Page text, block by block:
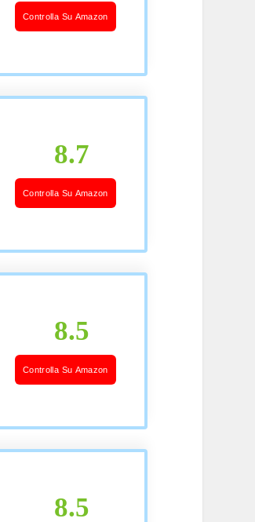
Controlla Su Amazon
8.7
Controlla Su Amazon
8.5
Controlla Su Amazon
8.5